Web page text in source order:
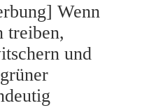
Wenn
treiben,
und